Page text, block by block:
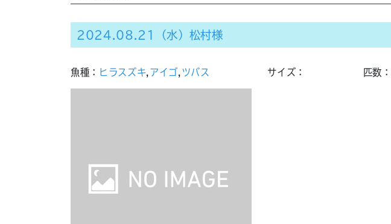
2024.08.21（水）松村様
魚種： ヒラスズキ, アイゴ, ツバス サイズ： 匹数：